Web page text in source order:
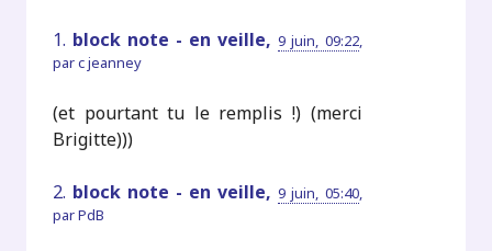
1. block note - en veille,9 juin, 09:22,
parc jeanney
(et pourtant tu le remplis !) (merci
Brigitte)))
2. block note - en veille,9 juin, 05:40,
parPdB